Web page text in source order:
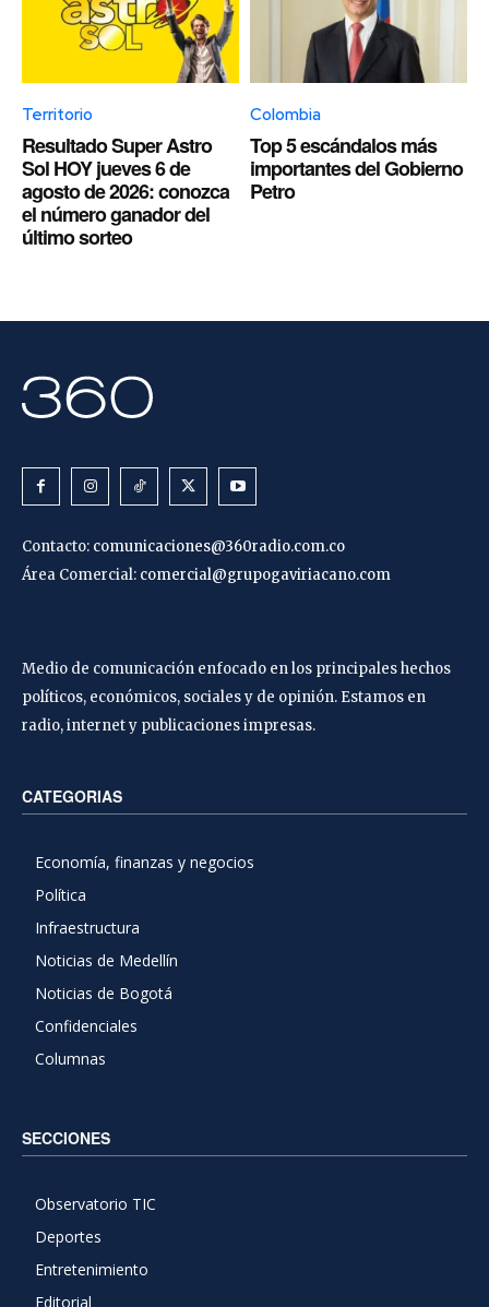
Territorio
Resultado Super Astro
Sol HOY jueves 6 de
agosto de 2026: conozca
el número ganador del
último sorteo
Colombia
Top 5 escándalos más
importantes del Gobierno
Petro
Contacto: comunicaciones@360radio.com.co
Área Comercial: comercial@grupogaviriacano.com
Medio de comunicación enfocado en los principales hechos
políticos, económicos, sociales y de opinión. Estamos en
radio, internet y publicaciones impresas.
CATEGORIAS
Economía, finanzas y negocios
Política
Infraestructura
Noticias de Medellín
Noticias de Bogotá
Confidenciales
Columnas
SECCIONES
Observatorio TIC
Deportes
Entretenimiento
Editorial